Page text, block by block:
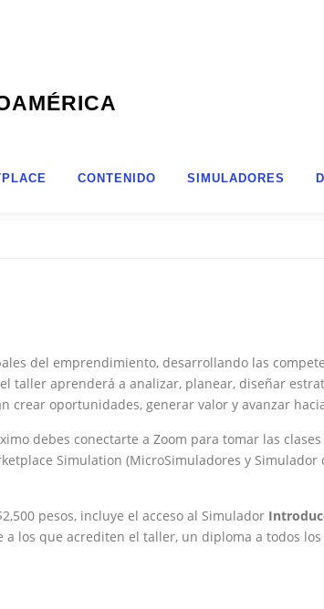
CONTENIDO SIMULADORES
del emprendimiento, desarrollando las
taller aprenderá a analizar, planear, diseñar
oportunidades, generar valor y avanzar
debes conectarte a Zoom para tomar las
Simulation (MicroSimuladores y
pesos, incluye el acceso al Simulador
los que acrediten el taller, un diploma a todos